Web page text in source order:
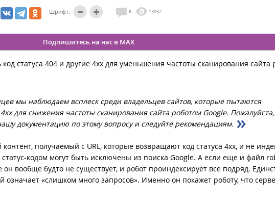
Шрифт: 0 13932
Подпишитесь на нас в MAX
статуса 404 и другие 4хх для уменьшения частоты сканирования сайта
мы наблюдаем всплеск среди владельцев сайтов, которые пытаются
для снижения частоты сканирования сайта роботом Google.
документацию по этому вопросу и следуйте рекомендациям.
получаемый с URL, которые возвращают код статуса 4xx, и не
статус-кодом могут быть исключены из поиска Google. А если еще и файл
он вообще будто не существует, и робот проиндексирует все подряд.
означает «слишком много запросов». Именно он покажет роботу, что